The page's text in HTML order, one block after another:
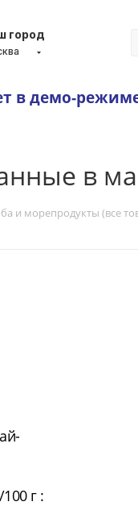
город
в демо-
в
и морепродукты (все
г :